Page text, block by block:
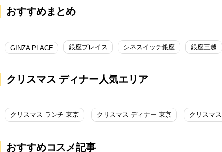
おすすめまとめ
GINZA PLACE 銀座プレイス シネスイッチ銀座 銀座三越
クリスマス ディナー人気エリア
クリスマス ランチ 東京 クリスマス ディナー 東京 クリスマ
おすすめコスメ記事